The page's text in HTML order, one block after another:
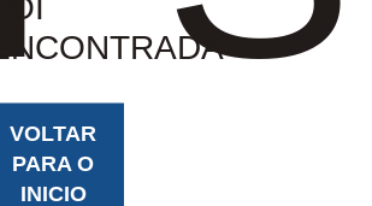
VOLTAR
PARA O
INICIO